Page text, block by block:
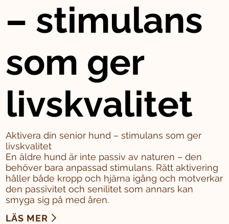
– stimulans
som ger
livskvalitet
Aktivera din senior hund – stimulans som ger
livskvalitet
En äldre hund är inte passiv av naturen – den
behöver bara anpassad stimulans. Rätt aktivering
håller både kropp och hjärna igång och motverkar
den passivitet och senilitet som annars kan
smyga sig på med åren.
LÄS MER